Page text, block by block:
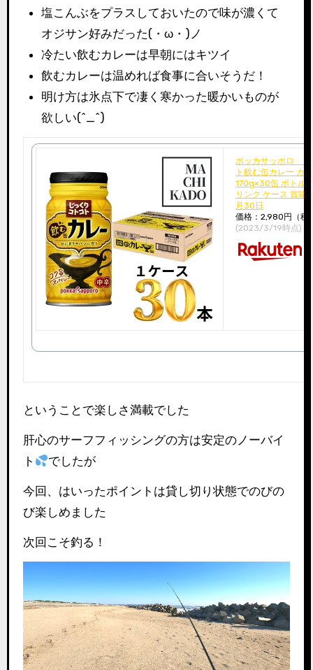
塩こんぶをプラスしておいたので味が濃くて
オジサン好みだった(・ω・)ノ
冷たい飲むカレーは早朝にはキツイ
飲むカレーは温めれば食事に合いそうだ！
明け方は氷点下で凄く寒かった暖かいものが
欲しい(^_^)
ポッカサッポロ じっくりコトコ
ト飲む缶カレー カ
170g×30缶 ボトル
リンク ケース 賞味
月30日
価格：2,980円（税
(2023/3/19時点)
ということで楽しさ満載でした
肝心のサーフフィッシングの方は安定のノーバイ
ト
でしたが
今回、はいったポイントは貸し切り状態でのびの
び楽しめました
次回こそ釣る！